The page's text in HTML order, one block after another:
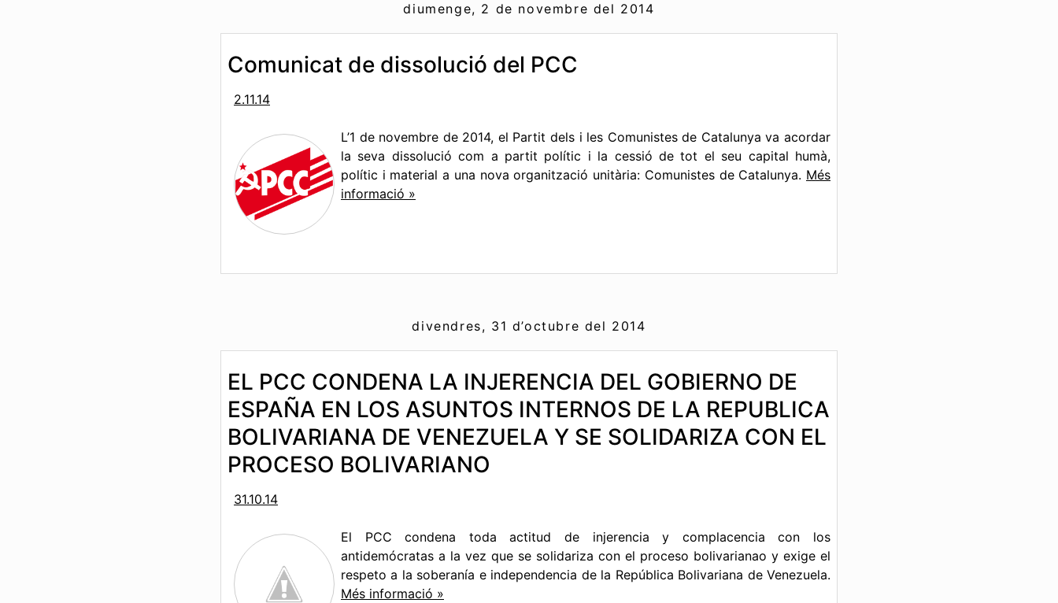
diumenge, 2 de novembre del 2014
Comunicat de dissolució del PCC
2.11.14
L’1 de novembre de 2014, el Partit dels i les Comunistes de Catalunya va acordar
la seva dissolució com a partit polític i la cessió de tot el seu capital humà,
polític i material a una nova organització unitària: Comunistes de Catalunya. Més
informació »
divendres, 31 d’octubre del 2014
EL PCC CONDENA LA INJERENCIA DEL GOBIERNO DE
ESPAÑA EN LOS ASUNTOS INTERNOS DE LA REPUBLICA
BOLIVARIANA DE VENEZUELA Y SE SOLIDARIZA CON EL
PROCESO BOLIVARIANO
31.10.14
El PCC condena toda actitud de injerencia y complacencia con los
antidemócratas a la vez que se solidariza con el proceso bolivarianao y exige el
respeto a la soberanía e independencia de la República Bolivariana de Venezuela.
Més informació »